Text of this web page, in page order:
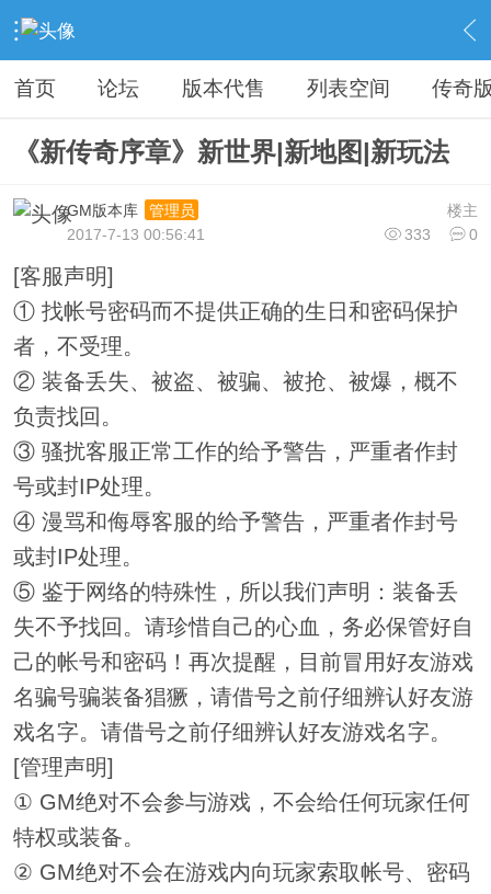
› 教程广告专区 › 广告专区 › 内容
首页 论坛 版本代售 列表空间 传奇
《新传奇序章》新世界|新地图|新玩法
楼主
GM版本库
管理员
333
0
2017-7-13 00:56:41
[客服声明]
① 找帐号密码而不提供正确的生日和密码保护
者，不受理。
② 装备丢失、被盗、被骗、被抢、被爆，概不
负责找回。
③ 骚扰客服正常工作的给予警告，严重者作封
号或封IP处理。
④ 漫骂和侮辱客服的给予警告，严重者作封号
或封IP处理。
⑤ 鉴于网络的特殊性，所以我们声明：装备丢
失不予找回。请珍惜自己的心血，务必保管好自
己的帐号和密码！再次提醒，目前冒用好友游戏
名骗号骗装备猖獗，请借号之前仔细辨认好友游
戏名字。请借号之前仔细辨认好友游戏名字。
[管理声明]
① GM绝对不会参与游戏，不会给任何玩家任何
特权或装备。
② GM绝对不会在游戏内向玩家索取帐号、密码